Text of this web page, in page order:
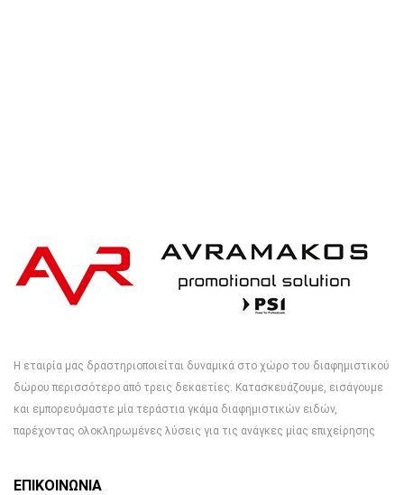
Η εταιρία μας δραστηριοποιείται δυναμικά στο χώρο του διαφημιστικού
δώρου περισσότερο από τρεις δεκαετίες. Κατασκευάζουμε, εισάγουμε
και εμπορευόμαστε μία τεράστια γκάμα διαφημιστικών ειδών,
παρέχοντας ολοκληρωμένες λύσεις για τις ανάγκες μίας επιχείρησης
ΕΠΙΚΟΙΝΩΝΙΑ